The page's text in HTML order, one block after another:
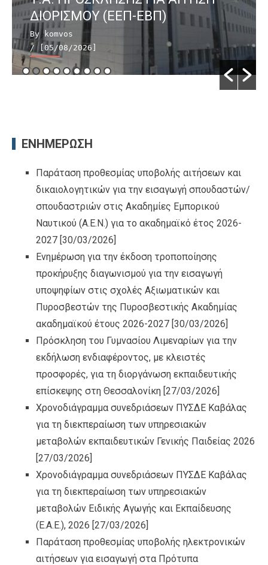
ΔΙΟΡΙΣΜΟΥ (ΕΕΠ-ΕΒΠ)
By komvos
/ [05/08/2026]
ΕΝΗΜΕΡΩΣΗ
Παράταση προθεσμίας υποβολής αιτήσεων και
δικαιολογητικών για την εισαγωγή σπουδαστών/
σπουδαστριών στις Ακαδημίες Εμπορικού
Ναυτικού (Α.Ε.Ν.) για το ακαδημαϊκό έτος 2026-
2027 [30/03/2026]
Ενημέρωση για την έκδοση τροποποίησης
προκήρυξης διαγωνισμού για την εισαγωγή
υποψηφίων στις σχολές Αξιωματικών και
Πυροσβεστών της Πυροσβεστικής Ακαδημίας
ακαδημαϊκού έτους 2026-2027 [30/03/2026]
Πρόσκληση του Γυμνασίου Λιμεναρίων για την
εκδήλωση ενδιαφέροντος, με κλειστές
προσφορές, για τη διοργάνωση εκπαιδευτικής
επίσκεψης στη Θεσσαλονίκη [27/03/2026]
Χρονοδιάγραμμα συνεδριάσεων ΠΥΣΔΕ Καβάλας
για τη διεκπεραίωση των υπηρεσιακών
μεταβολών εκπαιδευτικών Γενικής Παιδείας 2026
[27/03/2026]
Χρονοδιάγραμμα συνεδριάσεων ΠΥΣΔΕ Καβάλας
για τη διεκπεραίωση των υπηρεσιακών
μεταβολών Ειδικής Αγωγής και Εκπαίδευσης
(Ε.Α.Ε.), 2026 [27/03/2026]
Παράταση προθεσμίας υποβολής ηλεκτρονικών
αιτήσεων για εισαγωγή στα Πρότυπα